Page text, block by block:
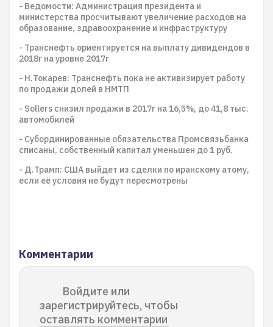
- Ведомости: Администрация президента и
министерства просчитывают увеличение расходов на
образование, здравоохранение и инфраструктуру
- Транснефть ориентируется на выплату дивидендов в
2018г на уровне 2017г
- Н.Токарев: Транснефть пока не активизирует работу
по продажи долей в НМТП
- Sollers снизил продажи в 2017г на 16,5%, до 41,8 тыс.
автомобилей
- Субординированные обязательства Промсвязьбанка
списаны, собственный капитал уменьшен до 1 руб.
- Д.Трамп: США выйдет из сделки по иранскому атому,
если её условия не будут пересмотрены
Комментарии
Войдите или
зарегистрируйтесь, чтобы
оставлять комментарии